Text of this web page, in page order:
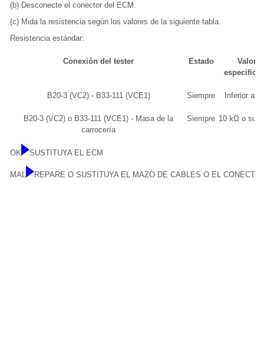
(b) Desconecte el conector del ECM.
(c) Mida la resistencia según los valores de la siguiente tabla.
Resistencia estándar:
Conexión del tester Estado
Valor
B20-3 (VC2) - B33-111 (VCE1) Siempre Inferior a
B20-3 (VC2) o B33-111 (VCE1) - Masa de la
carrocería
Siempre 10 kΩ o
OK SUSTITUYA EL ECM
MAL REPARE O SUSTITUYA EL MAZO DE CABLES O EL